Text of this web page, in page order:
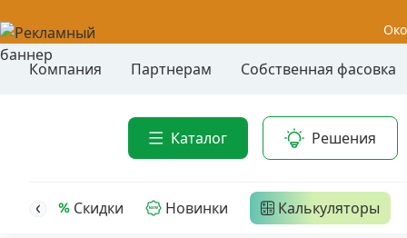
Компания Партнерам Собственная фасовка
Каталог Решения
Распродажа
Уценка
головкой
Скидки Новинки Калькуляторы